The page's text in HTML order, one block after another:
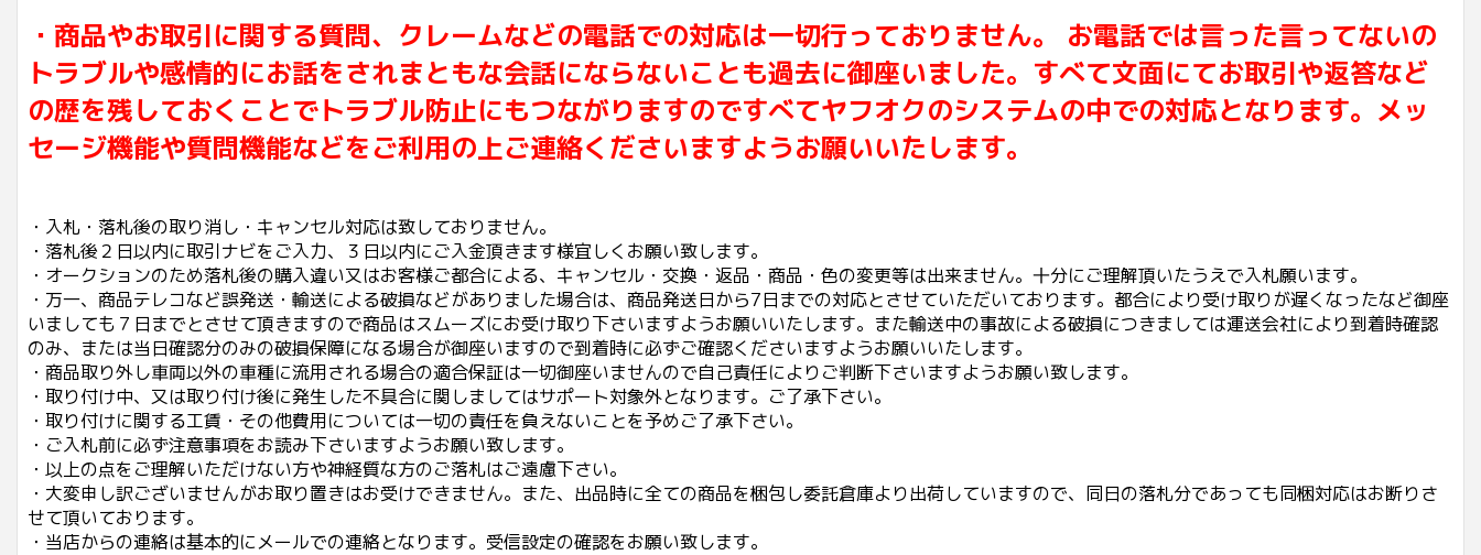
・商品やお取引に関する質問、クレームなどの電話での対応は一切行っておりません。 お電話では言った言ってないの
トラブルや感情的にお話をされまともな会話にならないことも過去に御座いました。すべて文面にてお取引や返答など
の歴を残しておくことでトラブル防止にもつながりますのですべてヤフオクのシステムの中での対応となります。メッ
セージ機能や質問機能などをご利用の上ご連絡くださいますようお願いいたします。
・入札・落札後の取り消し・キャンセル対応は致しておりません。
・落札後２日以内に取引ナビをご入力、３日以内にご入金頂きます様宜しくお願い致します。
・オークションのため落札後の購入違い又はお客様ご都合による、キャンセル・交換・返品・商品・色の変更等は出来ません。十分にご理解頂いたうえで入札願います。
・万一、商品テレコなど誤発送・輸送による破損などがありました場合は、商品発送日から7日までの対応とさせていただいております。都合により受け取りが遅くなったなど御座
いましても７日までとさせて頂きますので商品はスムーズにお受け取り下さいますようお願いいたします。また輸送中の事故による破損につきましては運送会社により到着時確認
のみ、または当日確認分のみの破損保障になる場合が御座いますので到着時に必ずご確認くださいますようお願いいたします。
・商品取り外し車両以外の車種に流用される場合の適合保証は一切御座いませんので自己責任によりご判断下さいますようお願い致します。
・取り付け中、又は取り付け後に発生した不具合に関しましてはサポート対象外となります。ご了承下さい。
・取り付けに関する工賃・その他費用については一切の責任を負えないことを予めご了承下さい。
・ご入札前に必ず注意事項をお読み下さいますようお願い致します。
・以上の点をご理解いただけない方や神経質な方のご落札はご遠慮下さい。
・大変申し訳ございませんがお取り置きはお受けできません。また、出品時に全ての商品を梱包し委託倉庫より出荷していますので、同日の落札分であっても同梱対応はお断りさ
せて頂いております。
・当店からの連絡は基本的にメールでの連絡となります。受信設定の確認をお願い致します。